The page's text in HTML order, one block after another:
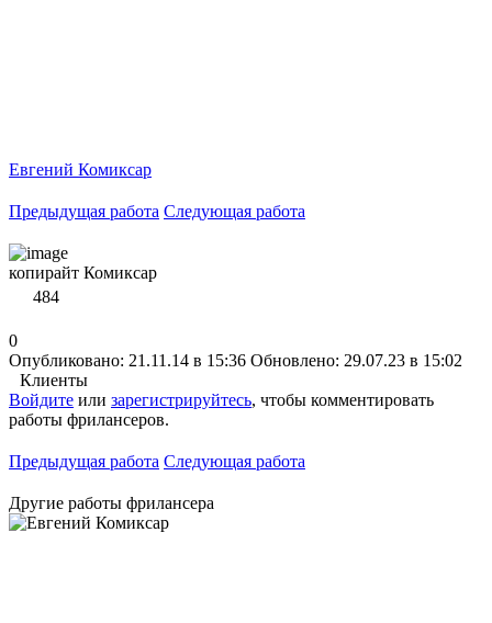
Евгений Комиксар
Предыдущая работа Следующая работа
копирайт Комиксар
484
0
Опубликовано: 21.11.14 в 15:36 Обновлено: 29.07.23 в 15:02
Клиенты
Войдите или зарегистрируйтесь, чтобы комментировать
работы фрилансеров.
Предыдущая работа Следующая работа
Другие работы фрилансера